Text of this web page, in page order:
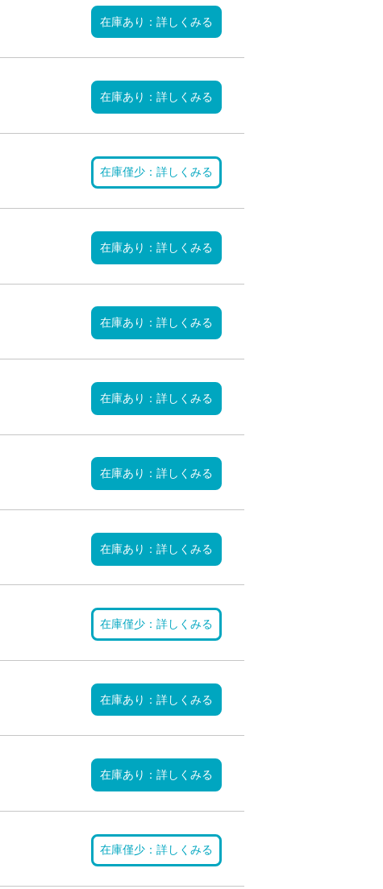
在庫あり：詳しくみる
在庫あり：詳しくみる
在庫僅少：詳しくみる
在庫あり：詳しくみる
在庫あり：詳しくみる
在庫あり：詳しくみる
在庫あり：詳しくみる
在庫あり：詳しくみる
在庫僅少：詳しくみる
在庫あり：詳しくみる
在庫あり：詳しくみる
在庫僅少：詳しくみる